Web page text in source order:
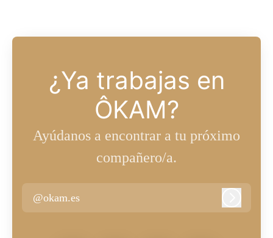
¿Ya trabajas en
ÔKAM?
Ayúdanos a encontrar a tu próximo
compañero/a.
@okam.es